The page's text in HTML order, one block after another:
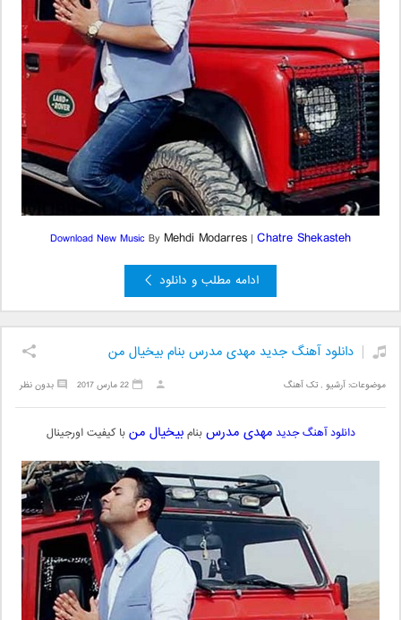
Download New MusicBy Mehdi Modarres | Chatre Shekasteh
ادامه مطلب و دانلود
دانلود آهنگ جدید مهدی مدرس بنام بیخیال من
موضوعات:آرشیو ,تک آهنگ بدون نظر 22 مارس 2017
دانلود آهنگ جدید مهدی مدرسبنامبیخیال منبا کیفیت اورجینال